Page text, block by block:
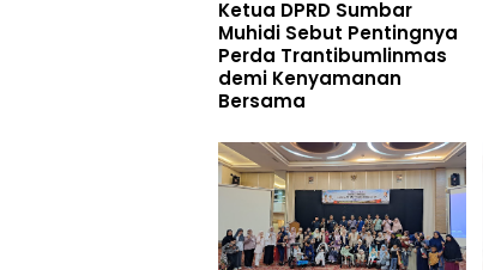
Ketua DPRD Sumbar
Muhidi Sebut Pentingnya
Perda Trantibumlinmas
demi Kenyamanan
Bersama